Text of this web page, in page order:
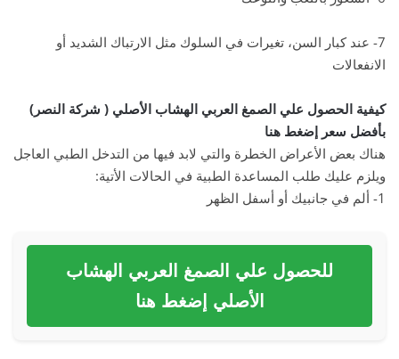
7- عند كبار السن، تغيرات في السلوك مثل الارتباك الشديد أو
الانفعالات
كيفية الحصول علي الصمغ العربي الهشاب الأصلي ( شركة النصر)
بأفضل سعر إضغط هنا
هناك بعض الأعراض الخطرة والتي لابد فيها من التدخل الطبي العاجل
ويلزم عليك طلب المساعدة الطبية في الحالات الأتية:
1- ألم في جانبيك أو أسفل الظهر
للحصول علي الصمغ العربي الهشاب
الأصلي إضغط هنا